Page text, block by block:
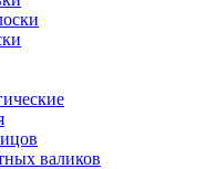
валиков